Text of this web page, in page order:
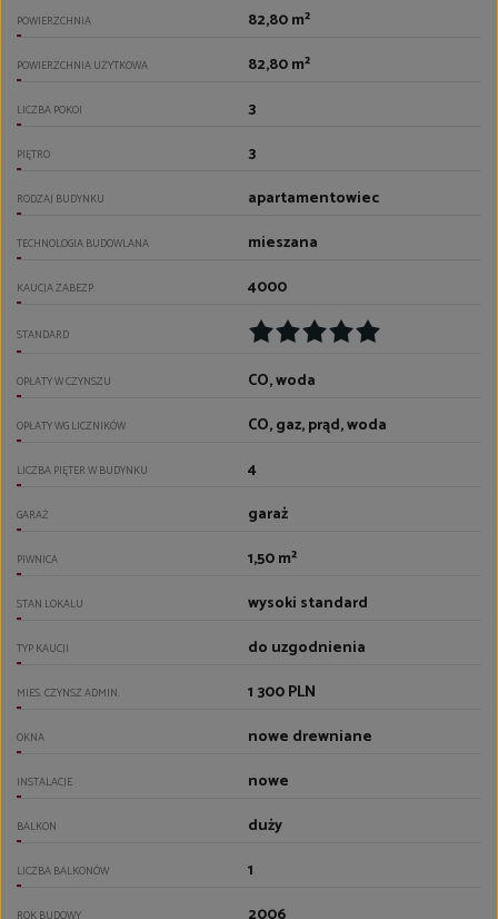
POWIERZCHNIA 82,80 m²
POWIERZCHNIA UŻYTKOWA 82,80 m²
LICZBA POKOI 3
PIĘTRO 3
RODZAJ BUDYNKU apartamentowiec
TECHNOLOGIA BUDOWLANA mieszana
KAUCJA ZABEZP. 4000
STANDARD
OPŁATY W CZYNSZU CO, woda
OPŁATY WG LICZNIKÓW CO, gaz, prąd, woda
LICZBA PIĘTER W BUDYNKU 4
GARAŻ garaż
PIWNICA 1,50 m²
STAN LOKALU wysoki standard
TYP KAUCJI do uzgodnienia
MIES. CZYNSZ ADMIN. 1 300 PLN
OKNA nowe drewniane
INSTALACJE nowe
BALKON duży
LICZBA BALKONÓW 1